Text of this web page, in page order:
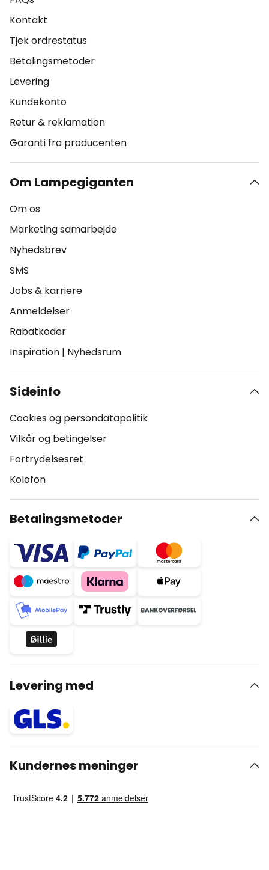
Kontakt
Tjek ordrestatus
Betalingsmetoder
Levering
Kundekonto
Retur & reklamation
Garanti fra producenten
Om Lampegiganten
Om os
Marketing samarbejde
Nyhedsbrev
SMS
Jobs & karriere
Anmeldelser
Rabatkoder
Inspiration | Nyhedsrum
Sideinfo
Cookies og persondatapolitik
Vilkår og betingelser
Fortrydelsesret
Kolofon
Betalingsmetoder
Levering med
Kundernes meninger